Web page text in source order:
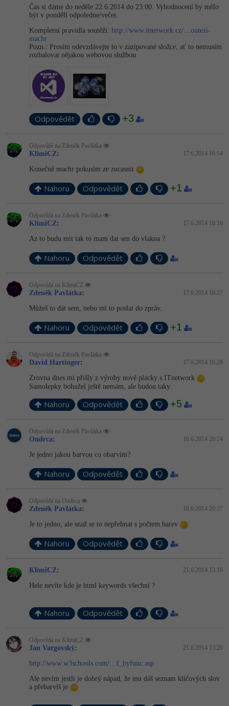
Databázový analytik
Copywriter
WordPress specialista
SEO specialista
Návrh SW -80%
-41%
-10%
Pro děti
Více
Kurzy e-commerce
Testování softwaru
Marketing -30%
WordPress
SEO
UX
Business
Kryptoměny
Copywriting -30%
Time management
Windows
Linux
Sítě
Kybernetická bezpečnost
Fórum
Kurzy designu
HTML/CSS
Photoshop
Adobe Illustrator -80%
Adobe Lightroom
Adobe XD -15%
Adobe InDesign -25%
Adobe After Effects
Blender -80%
Inkscape
Fotografování
Video
Ostatní
Fórum
Příběhy absolventů
Kariéra
Čas si dáme do neděle 22.6.2014 do 23:00. Vyhodnocení by mělo
být v pondělí odpoledne/večer.
Kompletní pravidla soutěží: http://www.itnetwork.cz/…outezi-
machr
Pozn.: Prosím odevzdávejte to v zazipované složce, ať to nemusím
rozbalovat nějakou webovou službou
Odpovědět +3
Odpovídá na Zdeněk Pavlátka
KlimiCZ: 17.6.2014 16:14
Konečně machr pokusím ze zucasnit
Nahoru Odpovědět +1
Odpovídá na Zdeněk Pavlátka
KlimiCZ: 17.6.2014 16:16
Az to budu mit tak to mam dat sen do vlakna ?
Nahoru Odpovědět
Odpovídá na KlimiCZ
Zdeněk Pavlátka: 17.6.2014 16:27
Můžeš to dát sem, nebo mi to poslat do zpráv.
Nahoru Odpovědět +1
Odpovídá na Zdeněk Pavlátka
David Hartinger: 17.6.2014 16:28
Zrovna dnes mi přišly z výroby nové placky s ITnetwork
Samolepky bohužel ještě nemám, ale budou taky.
Nahoru Odpovědět +5
Odpovídá na Zdeněk Pavlátka
Ondrca: 18.6.2014 20:14
Je jedno jakou barvou co obarvím?
Nahoru Odpovědět
Odpovídá na Ondrca
Zdeněk Pavlátka: 18.6.2014 20:37
Je to jedno, ale snaž se to nepřehnat s počtem barev
Nahoru Odpovědět
KlimiCZ: 21.6.2014 13:16
Hele nevíte kde je html keywords všechni ?
Nahoru Odpovědět
Odpovídá na KlimiCZ
Jan Vargovský: 21.6.2014 13:26
http://www.w3schools.com/…f_byfunc.asp
Ale nevím jestli je dobrý nápad, že mu dáš seznam klíčových slov
a přebarvíš je